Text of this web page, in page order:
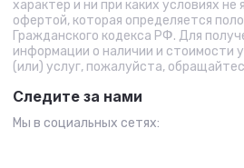
характер и ни при каких условиях не
офертой, которая определяется
Гражданского кодекса РФ. Для
информации о наличии и стоимости
(или) услуг, пожалуйста,
Следите за нами
Мы в социальных сетях: